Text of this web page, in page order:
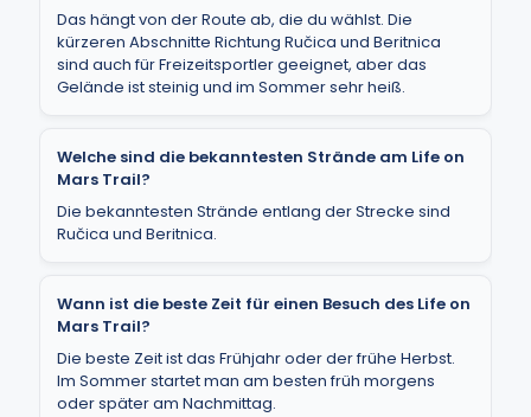
Das hängt von der Route ab, die du wählst. Die
kürzeren Abschnitte Richtung Ručica und Beritnica
sind auch für Freizeitsportler geeignet, aber das
Gelände ist steinig und im Sommer sehr heiß.
Welche sind die bekanntesten Strände am Life on
Mars Trail?
Die bekanntesten Strände entlang der Strecke sind
Ručica und Beritnica.
Wann ist die beste Zeit für einen Besuch des Life on
Mars Trail?
Die beste Zeit ist das Frühjahr oder der frühe Herbst.
Im Sommer startet man am besten früh morgens
oder später am Nachmittag.